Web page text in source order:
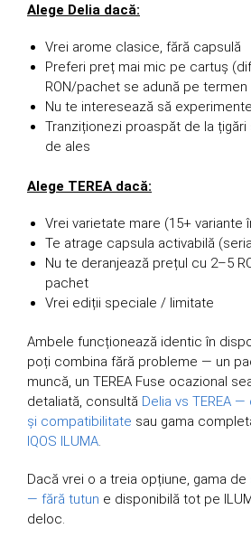
Alege Delia dacă:
Vrei arome clasice, fără capsulă
Preferi preț mai mic pe cartuș
RON/pachet se adună pe termen
Nu te interesează să
Tranziționezi proaspăt de la
de ales
Alege TEREA dacă:
Vrei varietate mare (15+ variante
Te atrage capsula activabilă
Nu te deranjează prețul cu 2–5
pachet
Vrei ediții speciale / limitate
Ambele funcționează identic în
poți combina fără probleme — un
muncă, un TEREA Fuse ocazional
detaliată, consultă Delia vs TEREA
și compatibilitate sau gama
IQOS ILUMA.
Dacă vrei o a treia opțiune, gama de
— fără tutun e disponibilă tot pe
deloc.